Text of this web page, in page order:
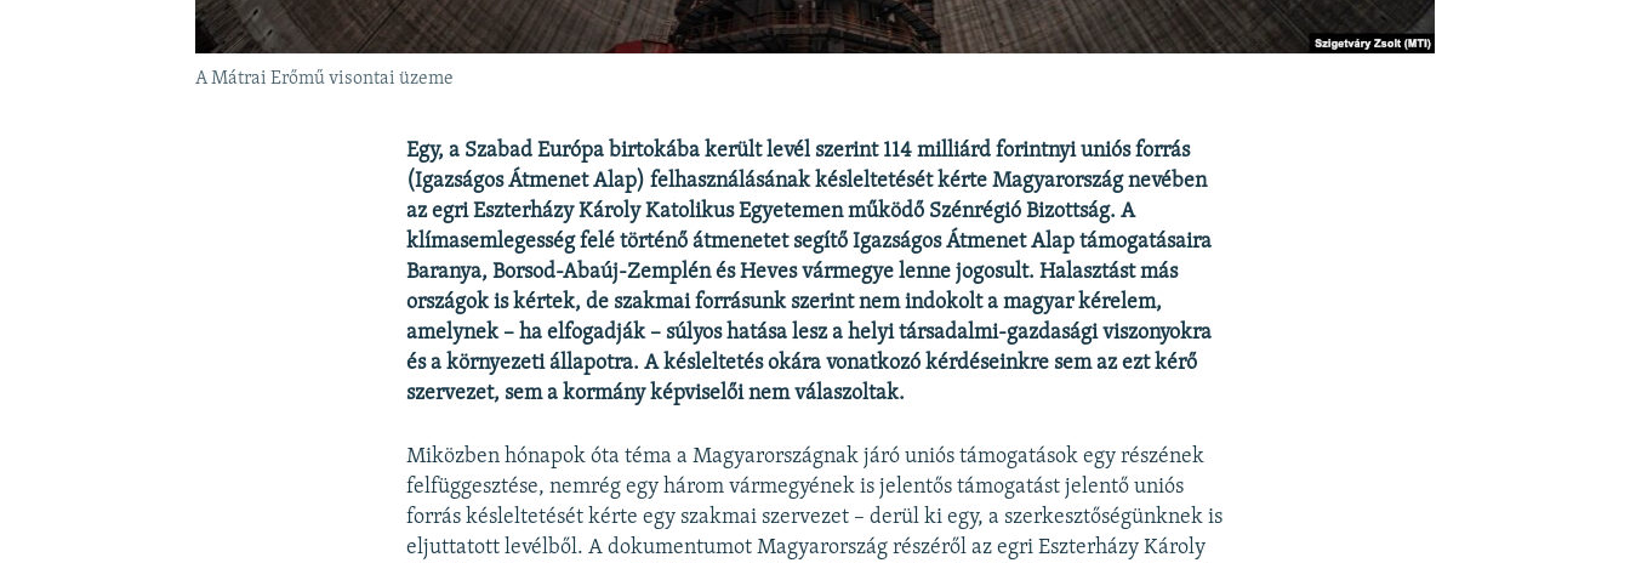
A Mátrai Erőmű visontai üzeme
Egy, a Szabad Európa birtokába került levél szerint 114 milliárd forintnyi uniós forrás
(Igazságos Átmenet Alap) felhasználásának késleltetését kérte Magyarország nevében
az egri Eszterházy Károly Katolikus Egyetemen működő Szénrégió Bizottság. A
klímasemlegesség felé történő átmenetet segítő Igazságos Átmenet Alap támogatásaira
Baranya, Borsod-Abaúj-Zemplén és Heves vármegye lenne jogosult. Halasztást más
országok is kértek, de szakmai forrásunk szerint nem indokolt a magyar kérelem,
amelynek – ha elfogadják – súlyos hatása lesz a helyi társadalmi-gazdasági viszonyokra
és a környezeti állapotra. A késleltetés okára vonatkozó kérdéseinkre sem az ezt kérő
szervezet, sem a kormány képviselői nem válaszoltak.
Miközben hónapok óta téma a Magyarországnak járó uniós támogatások egy részének
felfüggesztése, nemrég egy három vármegyének is jelentős támogatást jelentő uniós
forrás késleltetését kérte egy szakmai szervezet – derül ki egy, a szerkesztőségünknek is
eljuttatott levélből. A dokumentumot Magyarország részéről az egri Eszterházy Károly